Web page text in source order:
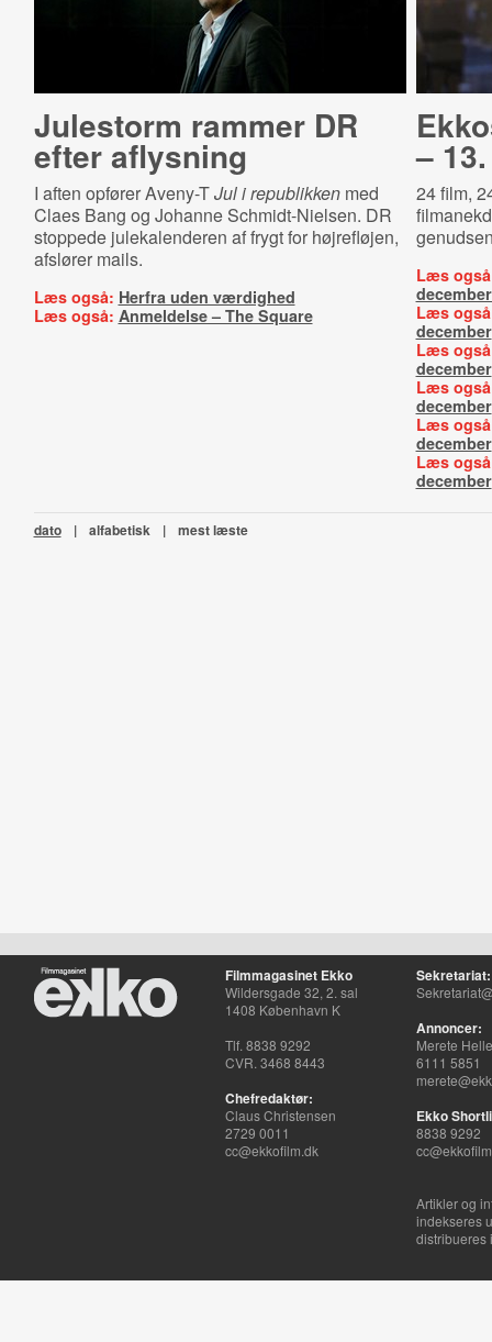
Julestorm rammer DR
efter aflysning
I aften opfører Aveny-TJul i republikken med
Claes Bang og Johanne Schmidt-Nielsen. DR
stoppede julekalenderen af frygt for højrefløjen,
afslører mails.
Læs også: Herfra uden værdighed
Læs også: Anmeldelse – The Square
–
24 film,
Læs
Læs
december
Læs
december
Læs
december
Læs
december
Læs
december
dato | alfabetisk | mest læste
Filmmagasinet Ekko
Wildersgade 32, 2. sal
1408 København K
Tlf. 8838 9292
CVR. 3468 8443
Chefredaktør:
Claus Christensen
2729 0011
cc@ekkofilm.dk
Sekretariat:
Annoncer:
Merete
6111 5851
Ekko
8838 9292
Artikler og
indekseres
distribueres